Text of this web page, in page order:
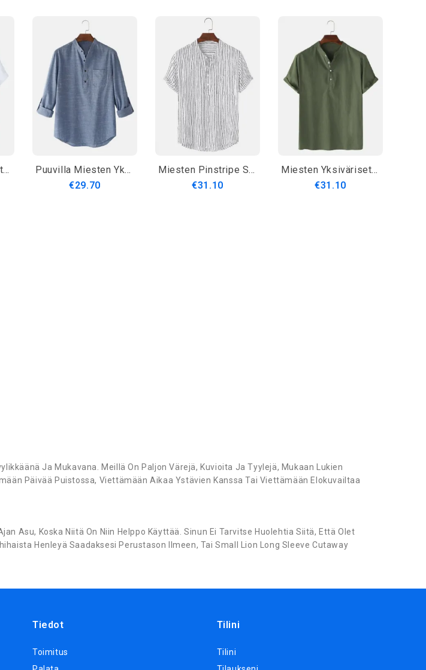
Miesten Yksiväriset Puuvillapellavaiset Rento Lyhythihaiset Henley-Paidat Taskulla
Puuvilla Miesten Yksiväriset Jalustakaulus Hengittävä Pitkähihainen Henley-Paidat
€29.70
Miesten Pinstripe Stand Kaulus Rento Lyhythihainen Henley Paidat Taskulla
€31.10
Miesten Yksiväriset Jalustakaulus Lyhythihaiset Rennot Puuvillaiset Henley-Paidat
€31.10
Ja Mukavana. Meillä On Paljon Värejä, Kuvioita Ja Tyylejä, Mukaan Lukien
Päivää Puistossa, Viettämään Aikaa Ystävien Kanssa Tai Viettämään Elokuvailtaa
Asu, Koska Niitä On Niin Helppo Käyttää. Sinun Ei Tarvitse Huolehtia Siitä, Että Olet
Henleyä Saadaksesi Perustason Ilmeen, Tai Small Lion Long Sleeve Cutaway
Tiedot
Toimitus
Tilini
Tilini